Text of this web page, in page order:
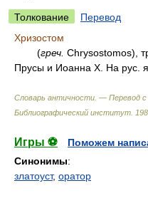
Толкование
Перевод
Хризостом
(греч. Chrysostomos),
Прусы и Иоанна X. На рус.
Словарь античности. — Перевод с
Библиографический институт
Игры ⚽
Поможем
Синонимы:
златоуст, оратор